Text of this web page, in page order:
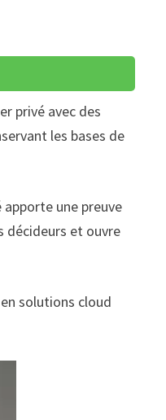
privé avec des
les bases de
une preuve
décideurs et ouvre
solutions cloud